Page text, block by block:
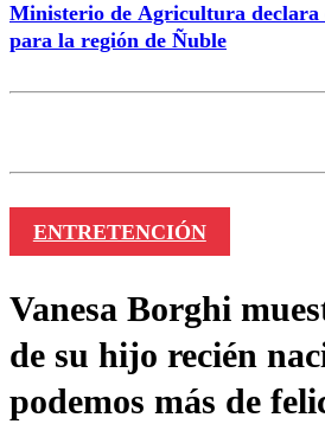
Ministerio de Agricultura declara
para la región de Ñuble
ENTRETENCIÓN
Vanesa Borghi
de su hijo recién
podemos más de